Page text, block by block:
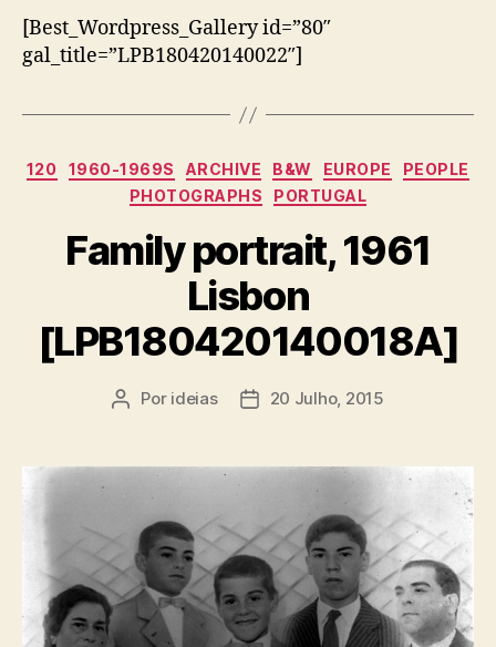
[Best_Wordpress_Gallery id=”80″
gal_title=”LPB180420140022″]
Categorias
120 1960-1969S ARCHIVE B&W EUROPE
PEOPLE
PHOTOGRAPHS
PORTUGAL
Family portrait, 1961
Lisbon
[LPB180420140018A]
Autor
Por ideias
Data20 Julho, 2015